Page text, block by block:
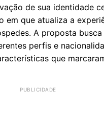
de sua identidade
em que atualiza a
A proposta
perfis e
que